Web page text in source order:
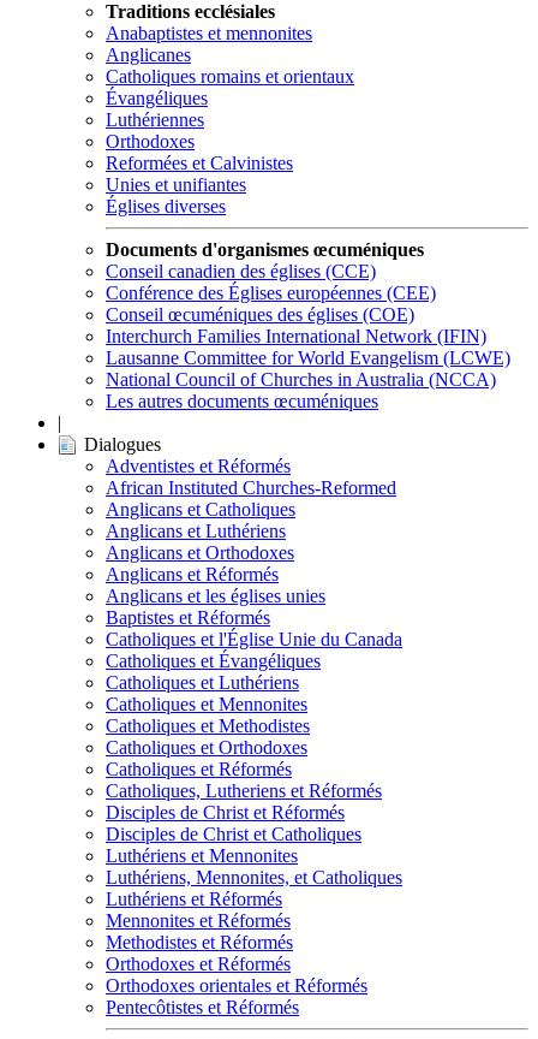
Traditions ecclésiales
Anabaptistes et mennonites
Anglicanes
Catholiques romains et orientaux
Évangéliques
Luthériennes
Orthodoxes
Reformées et Calvinistes
Unies et unifiantes
Églises diverses
Documents d'organismes œcuméniques
Conseil canadien des églises (CCE)
Conférence des Églises européennes (CEE)
Conseil œcuméniques des églises (COE)
Interchurch Families International Network (IFIN)
Lausanne Committee for World Evangelism (LCWE)
National Council of Churches in Australia (NCCA)
Les autres documents œcuméniques
|
Dialogues
Adventistes et Réformés
African Instituted Churches-Reformed
Anglicans et Catholiques
Anglicans et Luthériens
Anglicans et Orthodoxes
Anglicans et Réformés
Anglicans et les églises unies
Baptistes et Réformés
Catholiques et l'Église Unie du Canada
Catholiques et Évangéliques
Catholiques et Luthériens
Catholiques et Mennonites
Catholiques et Methodistes
Catholiques et Orthodoxes
Catholiques et Réformés
Catholiques, Lutheriens et Réformés
Disciples de Christ et Réformés
Disciples de Christ et Catholiques
Luthériens et Mennonites
Luthériens, Mennonites, et Catholiques
Luthériens et Réformés
Mennonites et Réformés
Methodistes et Réformés
Orthodoxes et Réformés
Orthodoxes orientales et Réformés
Pentecôtistes et Réformés